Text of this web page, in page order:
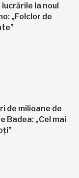
la noul
„Folclor de
de milioane de
Badea: „Cel mai